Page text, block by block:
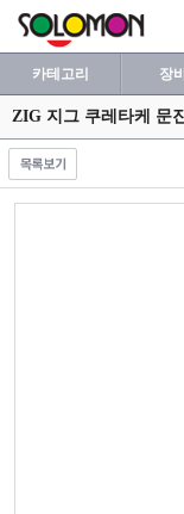
카테고리 장
ZIG 지그 쿠레타케 문